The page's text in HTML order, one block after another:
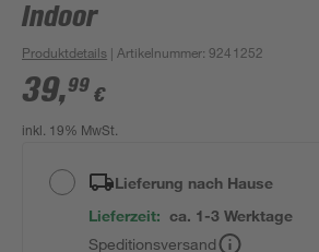
Indoor
Produktdetails | Artikelnummer:9241252
39,99 €
inkl. 19% MwSt.
Lieferung nach Hause
Lieferzeit: ca. 1-3 Werktage
Speditionsversand